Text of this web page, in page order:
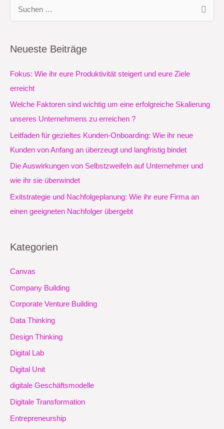
e
Neueste Beiträge
Fokus: Wie ihr eure Produktivität steigert und eure Ziele
erreicht
Welche Faktoren sind wichtig um eine erfolgreiche Skalierung
unseres Unternehmens zu erreichen ?
Leitfaden für gezieltes Kunden-Onboarding: Wie ihr neue
Kunden von Anfang an überzeugt und langfristig bindet
Die Auswirkungen von Selbstzweifeln auf Unternehmer und
wie ihr sie überwindet
Exitstrategie und Nachfolgeplanung: Wie ihr eure Firma an
einen geeigneten Nachfolger übergebt
Kategorien
Canvas
Company Building
Corporate Venture Building
Data Thinking
Design Thinking
Digital Lab
Digital Unit
digitale Geschäftsmodelle
Digitale Transformation
Entrepreneurship